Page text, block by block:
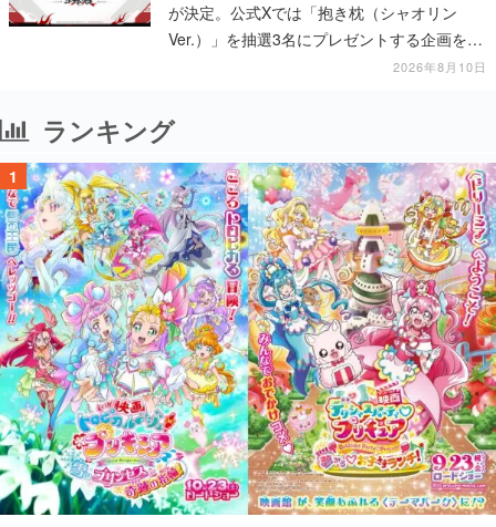
が決定。公式Xでは「抱き枕（シャオリン
Ver.）」を抽選3名にプレゼントする企画を実
2026年8月10日
ランキング
1